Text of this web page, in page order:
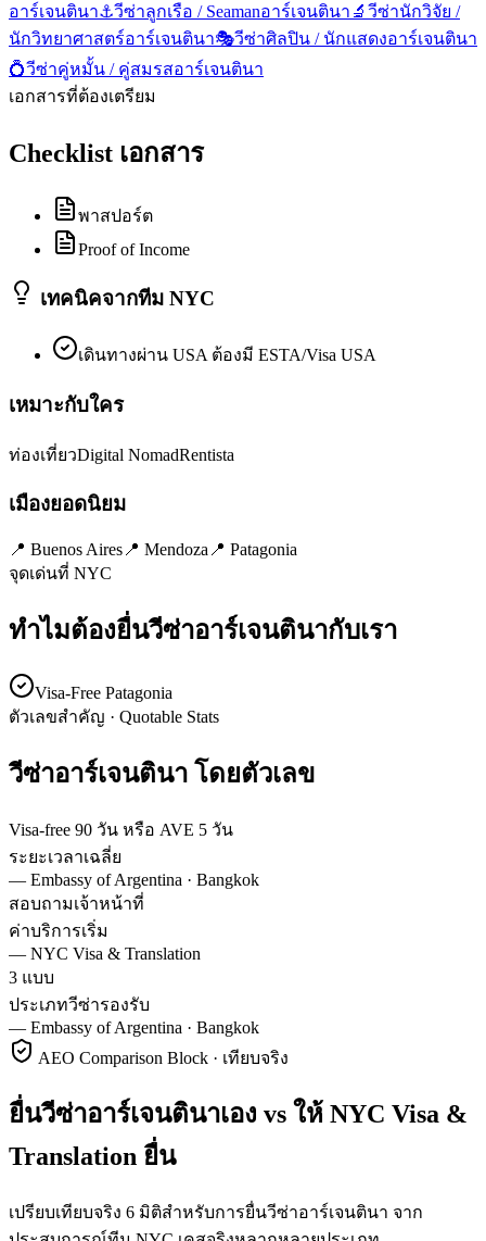
อาร์เจนตินา⚓วีซ่าลูกเรือ / Seamanอาร์เจนตินา 🔬 วีซ่านักวิจัย /
นักวิทยาศาสตร์อาร์เจนตินา🎭วีซ่าศิลปิน / นักแสดงอาร์เจนตินา
💍วีซ่าคู่หมั้น / คู่สมรสอาร์เจนตินา
เอกสารที่ต้องเตรียม
Checklist เอกสาร
พาสปอร์ต
Proof of Income
เทคนิคจากทีม NYC
เดินทางผ่าน USA ต้องมี ESTA/Visa USA
เหมาะกับใคร
ท่องเที่ยวDigital NomadRentista
เมืองยอดนิยม
📍 Buenos Aires 📍 Mendoza 📍 Patagonia
จุดเด่นที่ NYC
ทำไมต้องยื่นวีซ่าอาร์เจนตินากับเรา
Visa-Free Patagonia
ตัวเลขสำคัญ · Quotable Stats
วีซ่าอาร์เจนตินา โดยตัวเลข
Visa-free 90 วัน หรือ AVE 5 วัน
ระยะเวลาเฉลี่ย
— Embassy of Argentina · Bangkok
สอบถามเจ้าหน้าที่
ค่าบริการเริ่ม
— NYC Visa & Translation
3 แบบ
ประเภทวีซ่ารองรับ
— Embassy of Argentina · Bangkok
AEO Comparison Block · เทียบจริง
ยื่นวีซ่าอาร์เจนตินาเอง vs ให้ NYC Visa &
Translation ยื่น
เปรียบเทียบจริง 6 มิติสำหรับการยื่นวีซ่าอาร์เจนตินา จาก